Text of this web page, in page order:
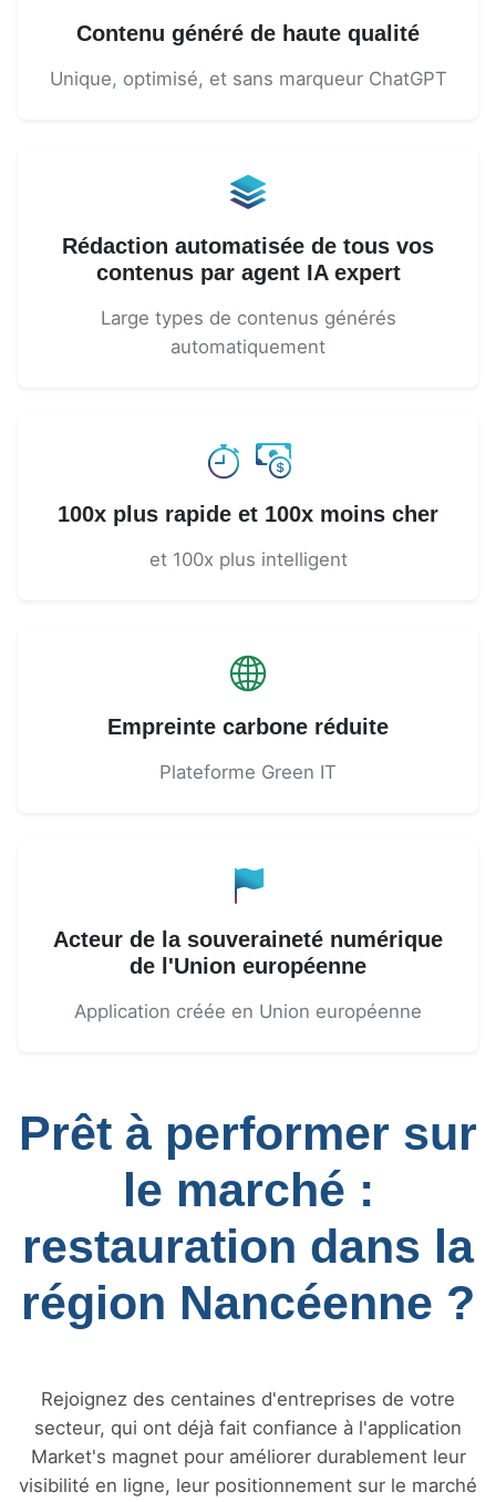
Contenu généré de haute qualité
Unique, optimisé, et sans marqueur ChatGPT
Rédaction automatisée de tous vos
contenus par agent IA expert
Large types de contenus générés
automatiquement
100x plus rapide et 100x moins cher
et 100x plus intelligent
Empreinte carbone réduite
Plateforme Green IT
Acteur de la souveraineté numérique
de l'Union européenne
Application créée en Union européenne
Prêt à performer sur
le marché :
restauration dans la
région Nancéenne ?
Rejoignez des centaines d'entreprises de votre
secteur, qui ont déjà fait confiance à l'application
Market's magnet pour améliorer durablement leur
visibilité en ligne, leur positionnement sur le marché